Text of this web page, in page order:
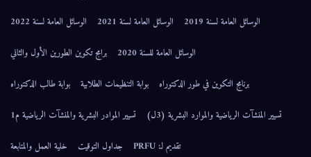
الوسائل العامة لسنة 2019
الوسائل العامة لسنة 2021
الوسائل العامة لسنة 2022
الوسائل العامة للسنة 2020
برامج تكوين الطورين الأول والثاني
برنامج التكوين في طور الدكتوراه
بوابة التنظيمات الطلابية
بوابة طالب الدكتوراه
تسيير المنشآت الرياضية والموارد البشرية (3ل)
تسيير الموادر البشرية والمنشآت الرياضية م1
تقديم لـ: PRFU
جداول التوقيت
خلية العمل والمتابعة